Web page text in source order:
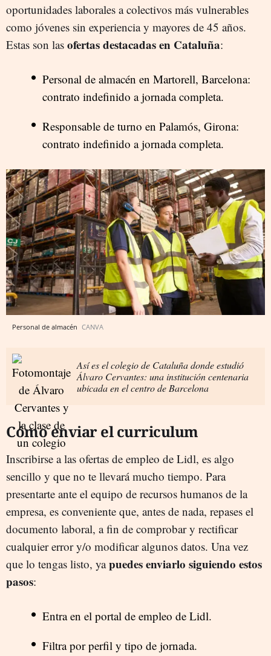
oportunidades laborales a colectivos más vulnerables
como jóvenes sin experiencia y mayores de 45 años.
Estas son las ofertas destacadas en Cataluña:
Personal de almacén en Martorell, Barcelona:
contrato indefinido a jornada completa.
Responsable de turno en Palamós, Girona:
contrato indefinido a jornada completa.
Personal de almacén CANVA
Así es el colegio de Cataluña donde estudió
Álvaro Cervantes: una institución centenaria
ubicada en el centro de Barcelona
Cómo enviar el curriculum
Inscribirse a las ofertas de empleo de Lidl, es algo
sencillo y que no te llevará mucho tiempo. Para
presentarte ante el equipo de recursos humanos de la
empresa, es conveniente que, antes de nada, repases el
documento laboral, a fin de comprobar y rectificar
cualquier error y/o modificar algunos datos. Una vez
que lo tengas listo, yapuedes enviarlo siguiendo estos
pasos:
Entra en el portal de empleo de Lidl.
Filtra por perfil y tipo de jornada.